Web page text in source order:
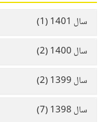
سال 1401 (1)
سال 1400 (2)
سال 1399 (2)
سال 1398 (7)